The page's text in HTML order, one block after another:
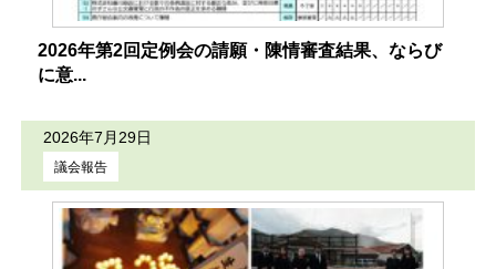
2026年第2回定例会の請願・陳情審査結果、ならび
に意...
2026年7月29日
議会報告